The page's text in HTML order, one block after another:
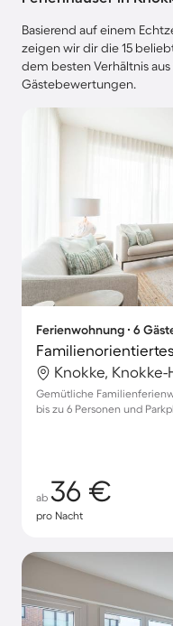
Basierend auf einem
zeigen wir dir die 15
dem besten Verhältnis aus
Gästebewertungen.
Ferienwohnung ∙ 6
Knokke,
Gemütliche
bis zu 6 Personen und
ab 36 €
pro Nacht